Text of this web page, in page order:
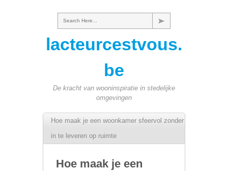
Search Here...
lacteurcestvous.
be
De kracht van wooninspiratie in stedelijke
omgevingen
Hoe maak je een woonkamer sfeervol zonder
in te leveren op ruimte
Hoe maak je een